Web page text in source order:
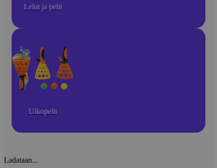
Lelut ja pelit
Ulkopelit
Ladataan...